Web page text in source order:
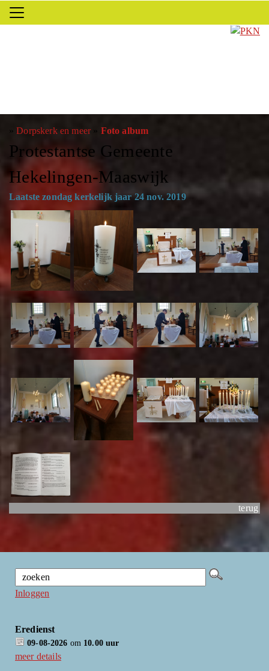
»Dorpskerk en meer» Foto album
Protestantse Gemeente
Hekelingen-Maaswijk
Laatste zondag kerkelijk jaar 24 nov. 2019
terug
Inloggen
Eredienst
09-08-2026 om 10.00 uur
meer details